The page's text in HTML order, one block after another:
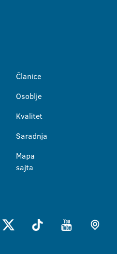
Članice
Osoblje
Kvalitet
Saradnja
Mapa
sajta